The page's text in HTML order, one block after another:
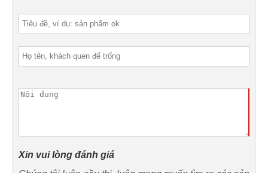
Xin vui lòng đánh giá